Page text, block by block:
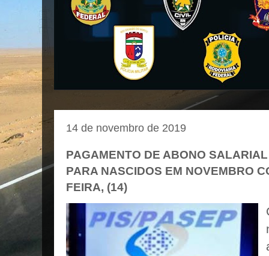
14 de novembro de 2019
PAGAMENTO DE ABONO
PARA NASCIDOS EM NOVEMBRO
FEIRA, (14)